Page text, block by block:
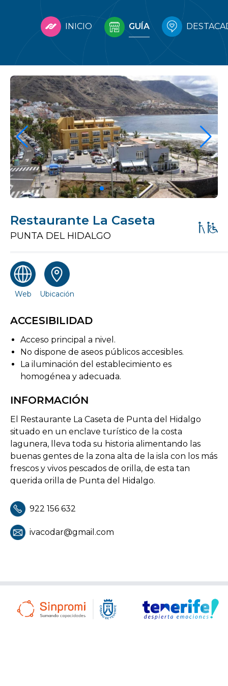
INICIO GUÍA
Restaurante La Caseta
PUNTA DEL HIDALGO
Web Ubicación
ACCESIBILIDAD
Acceso principal a nivel.
No dispone de aseos públicos accesibles.
La iluminación del establecimiento es
homogénea y adecuada.
INFORMACIÓN
El Restaurante La Caseta de Punta del Hidalgo
situado en un enclave turístico de la costa
lagunera, lleva toda su historia alimentando las
buenas gentes de la zona alta de la isla con los más
frescos y vivos pescados de orilla, de esta tan
querida orilla de Punta del Hidalgo.
922 156 632
ivacodar@gmail.com